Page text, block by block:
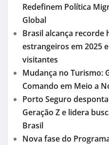
Redefinem Política
Global
Brasil alcança recorde
estrangeiros em 2025
visitantes
Mudança no Turismo:
Comando em Meio a
Porto Seguro
Geração Z e lidera
Brasil
Nova fase do